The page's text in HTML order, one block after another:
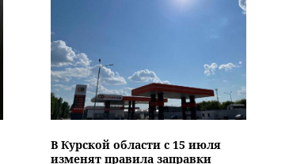
В Курской области с 15 июля
изменят правила заправки